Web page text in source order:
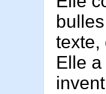
texte,
Elle